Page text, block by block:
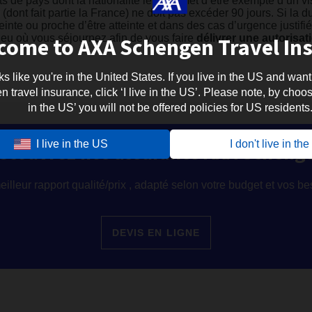
to AXA Schengen Travel
like you're in the United States. If you live in the US and
travel insurance, click ‘I live in the US’. Please note, by
in the US’ you will not be offered policies for US residents.
I live in the US I don't live in
fait partie la France) ne doit pas excéder 90 jours. Si la
ou proche d’être atteinte et dans des cas d’urgence
où vous séjournez afin de vous faire délivrer une
nos assurance AXA
rapport qualité/prix , adapté selon votre budget et vos
DEVIS EN LIGNE